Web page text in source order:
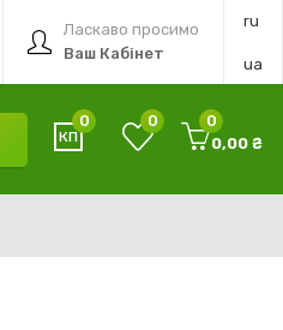
ru
ua
Ласкаво просимо
Ваш Кабінет
0 0
0
0,00 ₴